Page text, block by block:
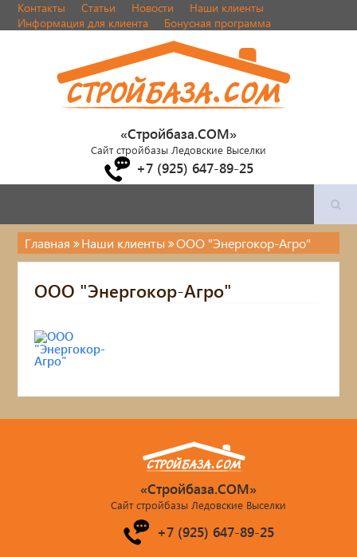
Контакты Статьи Новости
Наши клиенты
Информация для клиента
Бонусная программа
«Стройбаза.COM»
Сайт стройбазы Ледовские Выселки
+7 (925) 647-89-25
Главная Наши клиенты ООО "Энергокор-Агро"
ООО "Энергокор-Агро"
«Стройбаза.COM»
Сайт стройбазы Ледовские Выселки
+7 (925) 647-89-25